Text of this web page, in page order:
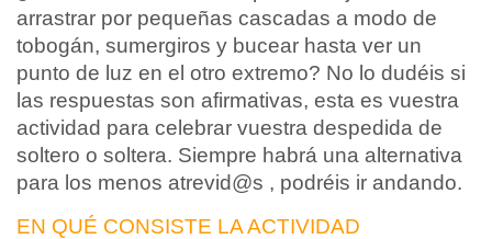
arrastrar por pequeñas cascadas a modo de
tobogán, sumergiros y bucear hasta ver un
punto de luz en el otro extremo? No lo dudéis si
las respuestas son afirmativas, esta es vuestra
actividad para celebrar vuestra despedida de
soltero o soltera. Siempre habrá una alternativa
para los menos atrevid@s , podréis ir andando.
EN QUÉ CONSISTE LA ACTIVIDAD